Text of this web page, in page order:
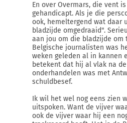
En over Overmars, die vent
gehandicapt. Als je die
ook, hemeltergend wat daar
bladzijde omgedraaid".
aan jou om die bladzijde om
Belgische journalisten was
weken geleden al in kannen
betekent dat hij al vlak na
onderhandelen was met
schuldbesef.
Ik wil het wel nog eens zien
uitspoken. Want de vijver
ook de vijver waar hij een